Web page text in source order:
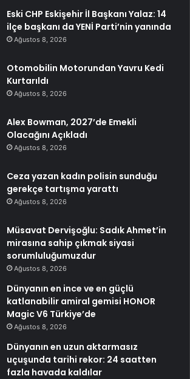
Eski CHP Eskişehir İl Başkanı Yalaz: 14
ilçe başkanı da YENİ Parti’nin yanında
Ağustos 8, 2026
Otomobilin Motorundan Yavru Kedi
Kurtarıldı
Ağustos 8, 2026
Alex Bowman, 2027’de Emekli
Olacağını Açıkladı
Ağustos 8, 2026
Ceza yazan kadın polisin sunduğu
gerekçe tartışma yarattı
Ağustos 8, 2026
Müsavat Dervişoğlu: Sadık Ahmet’in
mirasına sahip çıkmak siyasi
sorumluluğumuzdur
Ağustos 8, 2026
Dünyanın en ince ve en güçlü
katlanabilir amiral gemisi HONOR
Magic V6 Türkiye’de
Ağustos 8, 2026
Dünyanın en uzun aktarmasız
uçuşunda tarihi rekor: 24 saatten
fazla havada kaldılar